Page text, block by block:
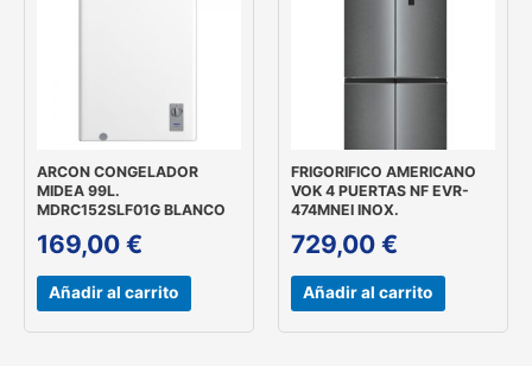
ARCON CONGELADOR
MIDEA 99L.
MDRC152SLF01G BLANCO
169,00 €
Añadir al carrito
FRIGORIFICO AMERICANO
VOK 4 PUERTAS NF EVR-
474MNEI INOX.
729,00 €
Añadir al carrito